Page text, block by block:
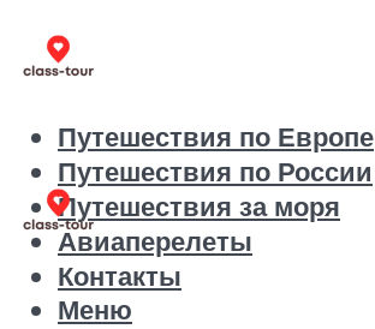
Путешествия по Европе
Путешествия по России
Путешествия за моря
Авиаперелеты
Контакты
Меню